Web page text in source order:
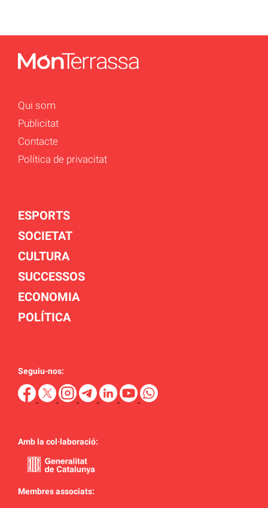
Qui som
Publicitat
Contacte
Política de privacitat
ESPORTS
SOCIETAT
CULTURA
SUCCESSOS
ECONOMIA
POLÍTICA
Seguiu-nos:
Amb la col·laboració:
Membres associats: